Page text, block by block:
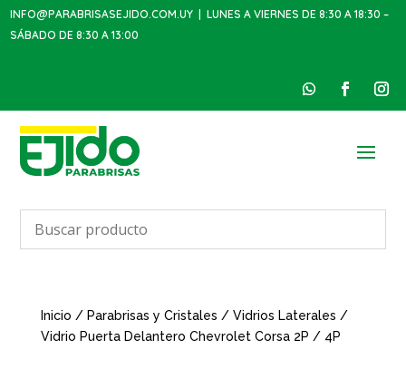
INFO@PARABRISASEJIDO.COM.UY | LUNES A VIERNES DE 8:30 A 18:30 –
SÁBADO DE 8:30 A 13:00
Inicio / Parabrisas y Cristales / Vidrios Laterales /
Vidrio Puerta Delantero Chevrolet Corsa 2P / 4P